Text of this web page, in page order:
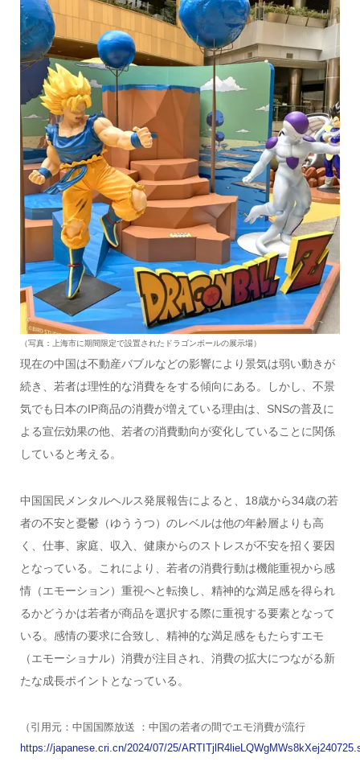
（写真：上海市に期間限定で設置されたドラゴンボールの展示場）
現在の中国は不動産バブルなどの影響により景気は弱い動きが
続き、若者は理性的な消費ををする傾向にある。しかし、不景
気でも日本のIP商品の消費が増えている理由は、SNSの普及に
よる宣伝効果の他、若者の消費動向が変化していることに関係
していると考える。
中国国民メンタルヘルス発展報告によると、18歳から34歳の若
者の不安と憂鬱（ゆううつ）のレベルは他の年齢層よりも高
く、仕事、家庭、収入、健康からのストレスが不安を招く要因
となっている。これにより、若者の消費行動は機能重視から感
情（エモーション）重視へと転換し、精神的な満足感を得られ
るかどうかは若者が商品を選択する際に重視する要素となって
いる。感情の要求に合致し、精神的な満足感をもたらすエモ
（エモーショナル）消費が注目され、消費の拡大につながる新
たな成長ポイントとなっている。
（引用元：中国国際放送 ：中国の若者の間でエモ消費が流行
https://japanese.cri.cn/2024/07/25/